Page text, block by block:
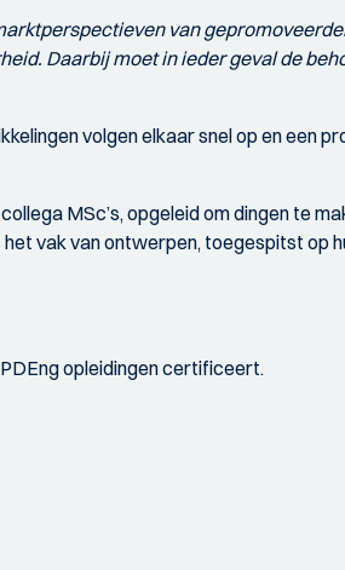
van
Daarbij moet in ieder geval de
volgen elkaar snel op en een
MSc’s, opgeleid om dingen te
vak van ontwerpen, toegespitst op
opleidingen certificeert.